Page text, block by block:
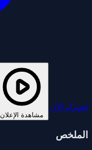
اشترك الآن
مشاهدة الإعلان
الملخص